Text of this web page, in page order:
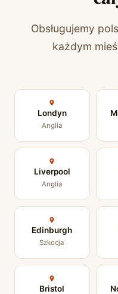
Obsługujemy
każdym
Londyn
Anglia
Liverpool
Anglia
Edinburgh
Szkocja
Bristol